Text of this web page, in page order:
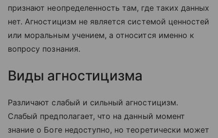
признают неопределенность там, где таких данных
нет. Агностицизм не является системой ценностей
или моральным учением, а относится именно к
вопросу познания.
Виды агностицизма
Различают слабый и сильный агностицизм.
Слабый предполагает, что на данный момент
знание о Боге недоступно, но теоретически может